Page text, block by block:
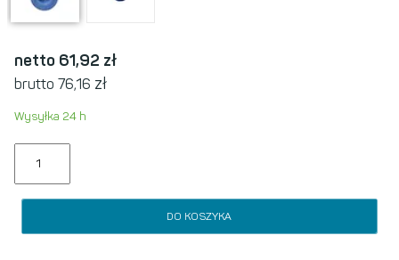
netto 61,92 zł
brutto 76,16 zł
Wysyłka 24 h
DO KOSZYKA